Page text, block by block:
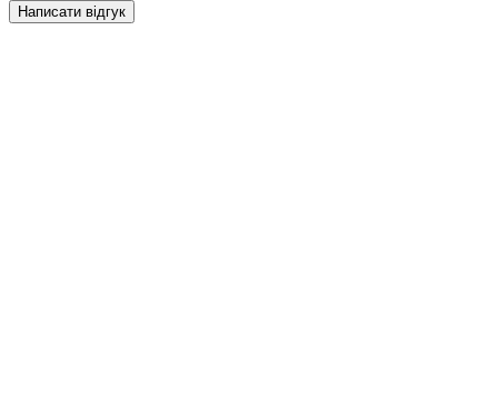
Написати відгук